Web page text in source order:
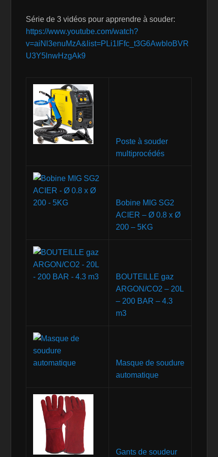
Série de 3 vidéos pour apprendre à souder:
https://www.youtube.com/watch?
v=aiNl3enuMzA&list=PLi1IFfc_t3G6AwbloBVR
U3Y5lnwHzgAk9
Poste à souder
multiprocédés
Bobine MIG SG2
ACIER – Ø 0.8 x Ø
200 – 5KG
BOUTEILLE gaz
ARGON/CO2 – 20L
– 200 BAR – 4.3
m3
Masque de soudure
automatique
Gants de soudeur